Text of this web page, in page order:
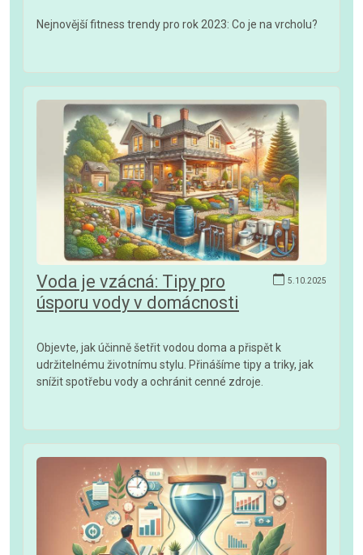
Nejnovější fitness trendy pro rok 2023: Co je na vrcholu?
5.10.2025
Voda je vzácná: Tipy pro
úsporu vody v domácnosti
Objevte, jak účinně šetřit vodou doma a přispět k
udržitelnému životnímu stylu. Přinášíme tipy a triky, jak
snížit spotřebu vody a ochránit cenné zdroje.